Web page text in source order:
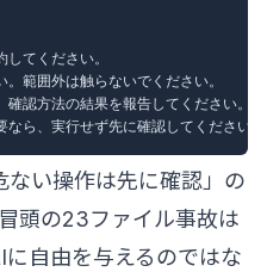
てください。
範囲外は触らないでください。
認方法の結果を報告してください。
ない操作は先に確認」の
頭の23ファイル事故は
自由を与えるのではな